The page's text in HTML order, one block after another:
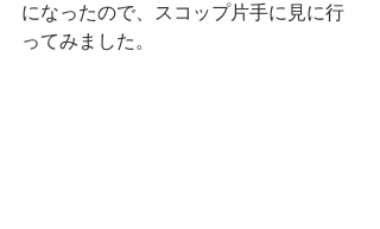
になったので、スコップ片手に見に行
ってみました。